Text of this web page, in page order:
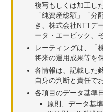
複写もしくは加工し
「純資産総額」「
き、株式会社NTTデ
ータ・エービック、
レーティングは、「
将来の運用成果等を
各情報は、記載した
自身の判断と責任で
各項目のデータ基準
原則、データ基